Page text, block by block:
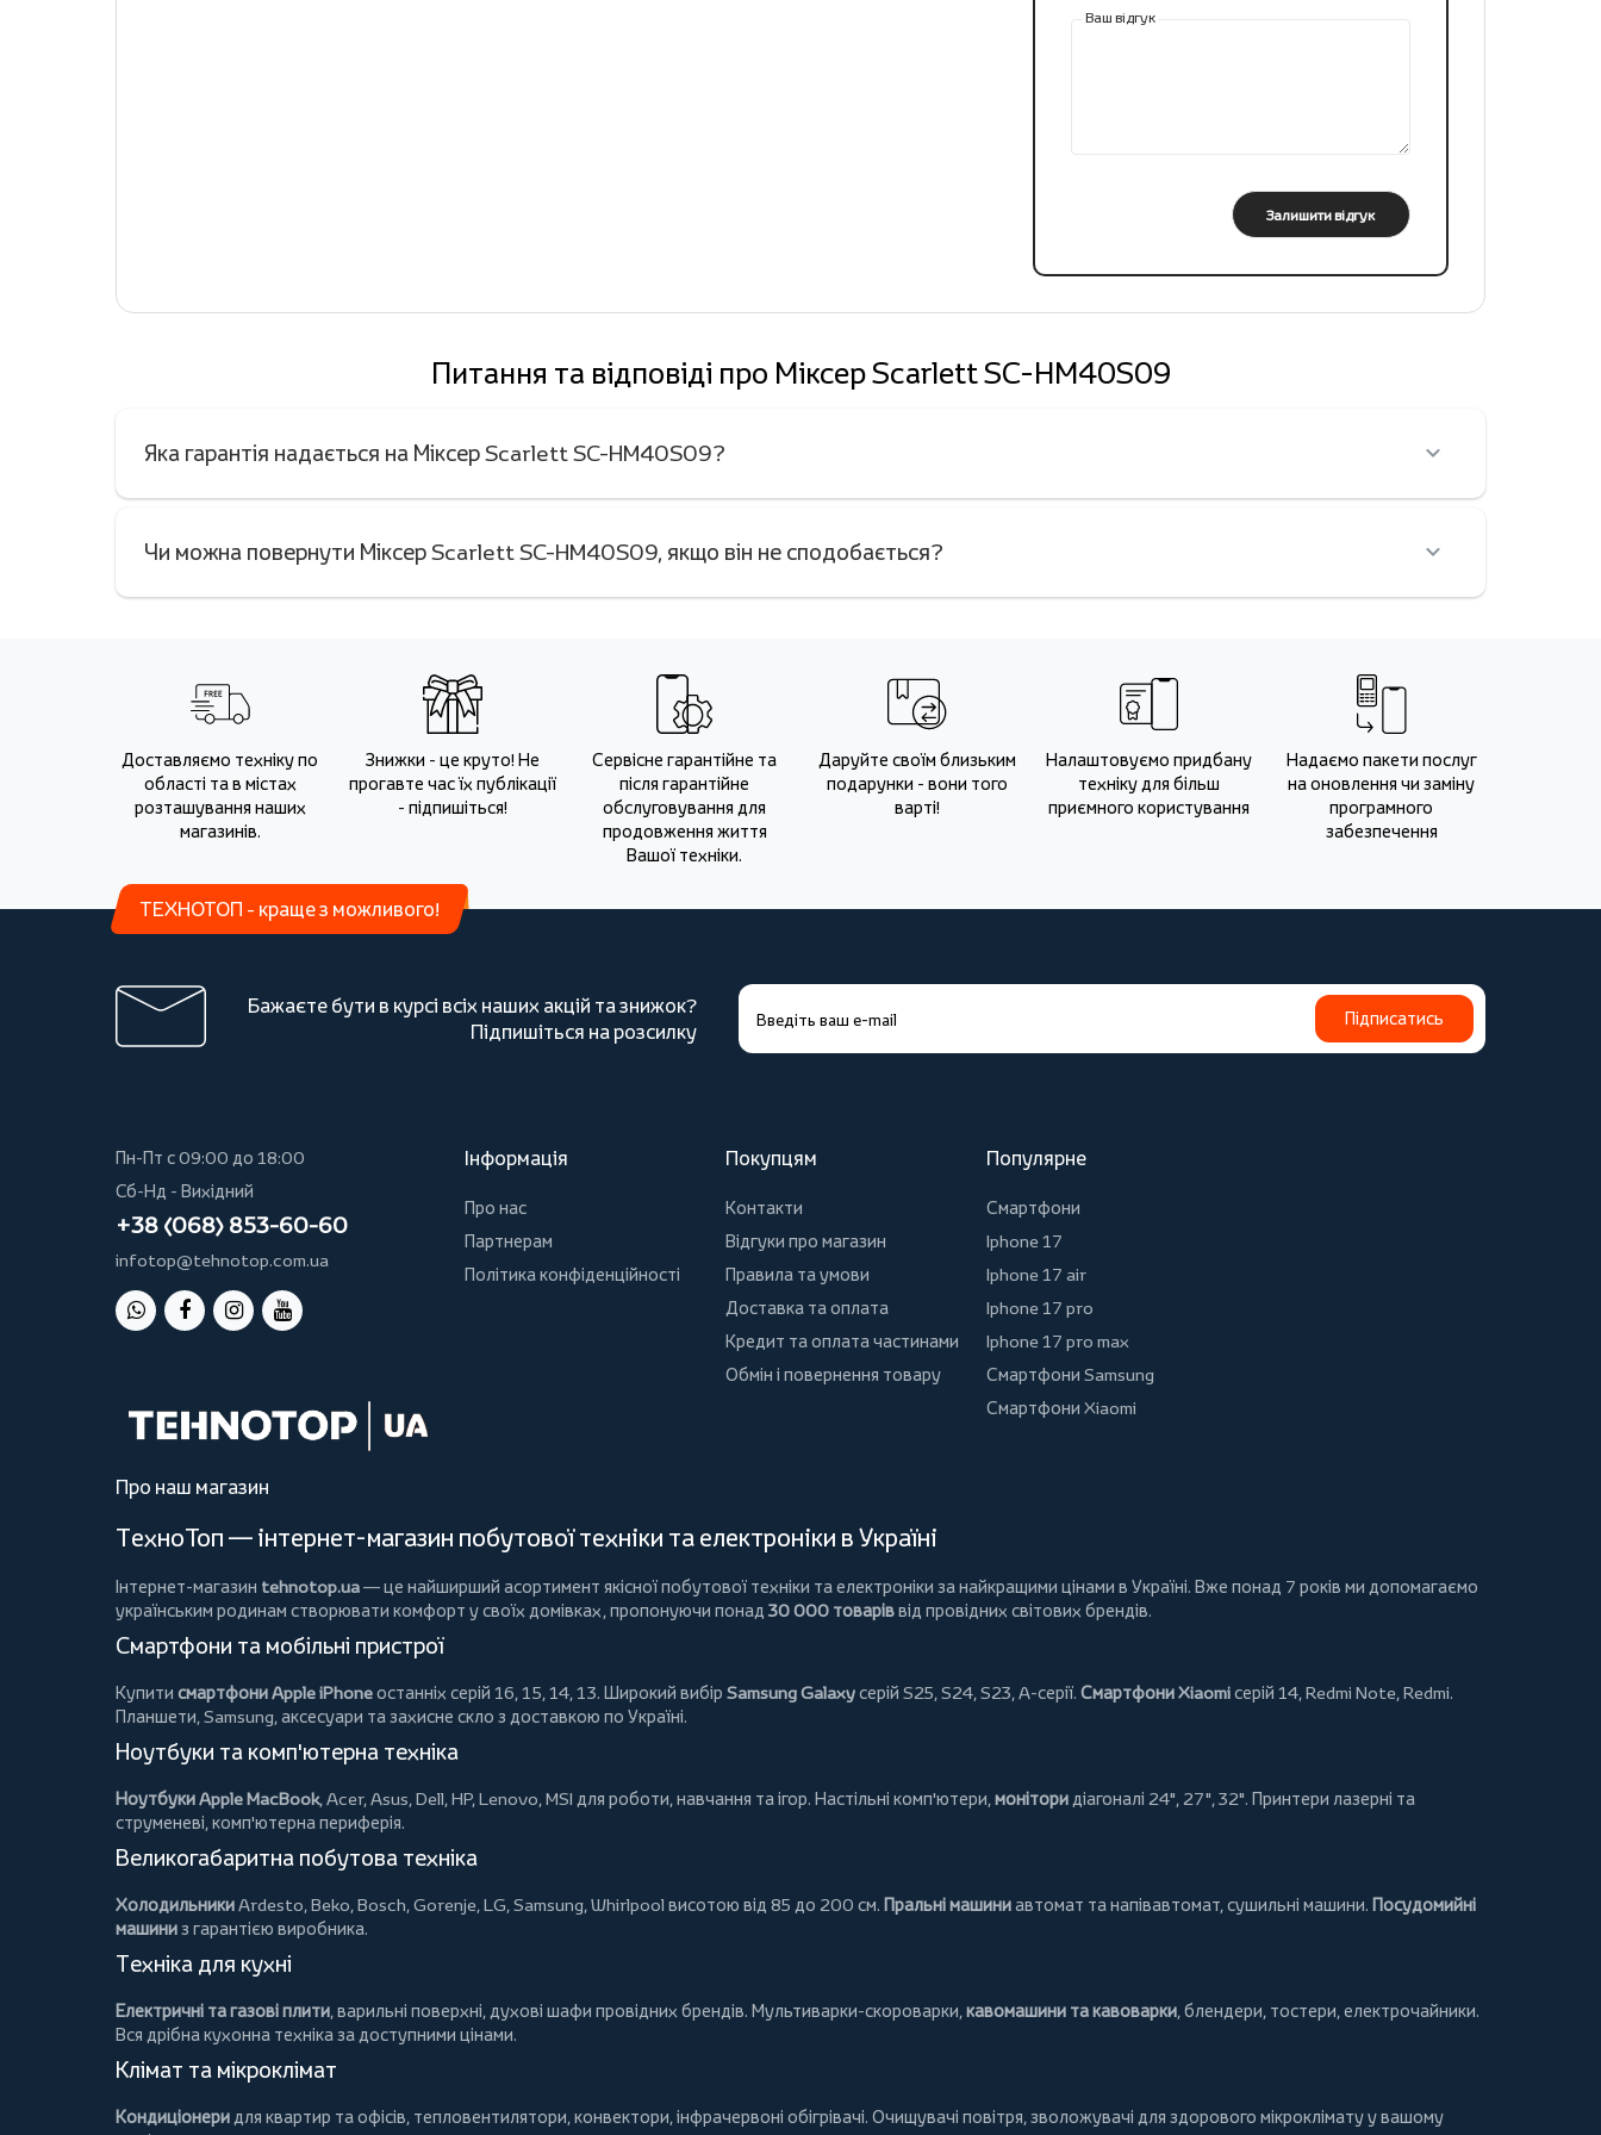
Ваш відгук
Залишити відгук
Питання та відповіді про Міксер Scarlett SC-HM40S09
Яка гарантія надається на Міксер Scarlett SC-HM40S09?
Чи можна повернути Міксер Scarlett SC-HM40S09, якщо він не сподобається?
Доставляємо техніку по
області та в містах
розташування наших
магазинів.
Знижки - це круто! Не
прогавте час їх публікації
- підпишіться!
Сервісне гарантійне та
після гарантійне
обслуговування для
продовження життя
Вашої техніки.
Даруйте своїм близьким
подарунки - вони того
варті!
Налаштовуємо придбану
техніку для більш
приємного користування
Надаємо пакети послуг
на оновлення чи заміну
програмного
забезпечення
ТЕХНОТОП - краще з можливого!
Бажаєте бути в курсі всіх наших акцій та знижок?
Підпишіться на розсилку
Підписатись
Пн-Пт с 09:00 до 18:00
Сб-Нд - Вихідний
+38 (068) 853-60-60
infotop@tehnotop.com.ua
Інформація
Про нас
Партнерам
Політика конфіденційності
Покупцям
Контакти
Відгуки про магазин
Правила та умови
Доставка та оплата
Кредит та оплата частинами
Обмін і повернення товару
Популярне
Смартфони
Iphone 17
Iphone 17 air
Iphone 17 pro
Iphone 17 pro max
Смартфони Samsung
Смартфони Xiaomi
Про наш магазин
ТехноТоп — інтернет-магазин побутової техніки та електроніки в Україні
Інтернет-магазин tehnotop.ua— це найширший асортимент якісної побутової техніки та електроніки за найкращими цінами в Україні. Вже понад 7 років ми допомагаємо
українським родинам створювати комфорт у своїх домівках, пропонуючи понад 30 000 товаріввід провідних світових брендів.
Смартфони та мобільні пристрої
Купити смартфони Apple iPhoneостанніх серій 16, 15, 14, 13. Широкий вибір Samsung Galaxyсерій S25, S24, S23, A-серії. Смартфони Xiaomiсерій 14, Redmi Note, Redmi.
Планшети, Samsung, аксесуари тазахисне скло з доставкою по Україні.
Ноутбуки та комп'ютерна техніка
Ноутбуки Apple MacBook,Acer,Asus,Dell,HP,Lenovo,MSI для роботи, навчання та ігор. Настільні комп'ютери,моніторидіагоналі 24", 27", 32". Принтери лазерні та
струменеві, комп'ютерна периферія.
Великогабаритна побутова техніка
ХолодильникиArdesto,Beko,Bosch,Gorenje,LG,Samsung,Whirlpool висотою від 85 до 200 см. Пральні машиниавтомат та напівавтомат,сушильні машини. Посудомийні
машиниз гарантією виробника.
Техніка для кухні
Електричні та газові плити, варильні поверхні, духові шафи провідних брендів. Мультиварки-скороварки,кавомашини та кавоварки,блендери, тостери,електрочайники.
Вся дрібна кухонна техніка за доступними цінами.
Клімат та мікроклімат
Кондиціонеридля квартир та офісів, тепловентилятори,конвектори,інфрачервоні обігрівачі. Очищувачі повітря, зволожувачі для здорового мікроклімату у вашому